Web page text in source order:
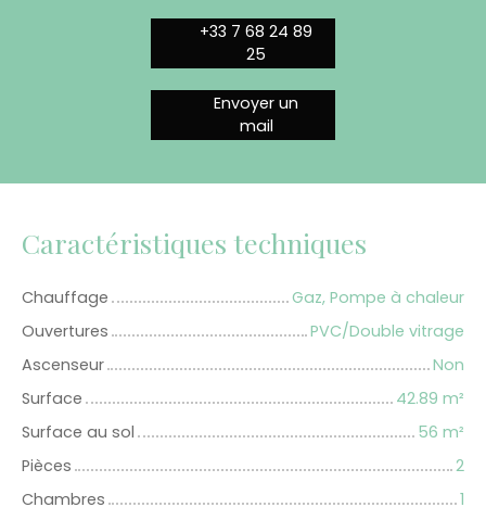
+33 7 68 24 89
25
Envoyer un
mail
Caractéristiques techniques
Chauffage
Gaz, Pompe à chaleur
Ouvertures
PVC/Double vitrage
Ascenseur
Non
Surface
42.89 m²
Surface au sol
56 m²
Pièces
2
Chambres
1